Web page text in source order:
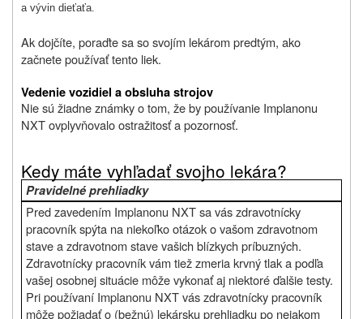
a vývin dieťaťa.
Ak dojčíte, poraďte sa so svojím lekárom predtým, ako
začnete používať tento liek.
Vedenie vozidiel a obsluha strojov
Nie sú žiadne známky o tom, že by používanie Implanonu
NXT ovplyvňovalo ostražitosť a pozornosť.
Kedy máte vyhľadať svojho lekára?
Pravidelné prehliadky
Pred zavedením Implanonu NXT sa vás zdravotnícky
pracovník spýta na niekoľko otázok ovašom zdravotnom
stave a zdravotnom stave vašich blízkych príbuzných.
Zdravotnícky pracovník vám tiež zmeria krvný tlak a podľa
vašej osobnej situácie môže vykonať aj niektoré ďalšie testy.
Pri používaní Implanonu NXT vás zdravotnícky pracovník
môže požiadať o (bežnú) lekársku prehliadku po nejakom